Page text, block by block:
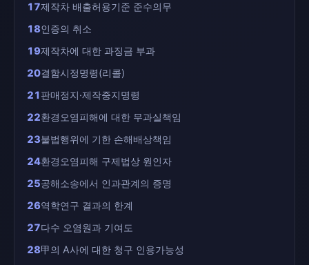
17제작차 배출허용기준 준수의무
18인증의 취소
19제작차에 대한 과징금 부과
20결함시정명령(리콜)
21판매정지·제작중지명령
22환경오염피해에 대한 무과실책임
23불법행위에 기한 손해배상책임
24환경오염피해 구제법상 원인자
25공해소송에서 인과관계의 증명
26역학연구 결과의 한계
27다수 오염원과 기여도
28甲의 A사에 대한 청구 인용가능성